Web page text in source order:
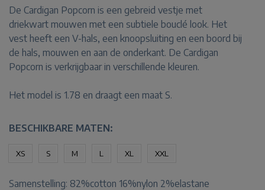
De Cardigan Popcorn is een gebreid vestje met
driekwart mouwen met een subtiele bouclé look. Het
vest heeft een V-hals, een knoopsluiting en een boord bij
de hals, mouwen en aan de onderkant. De Cardigan
Popcorn is verkrijgbaar in verschillende kleuren.
Het model is 1.78 en draagt een maat S.
BESCHIKBARE MATEN:
XS S M L XL XXL
Samenstelling: 82%cotton 16%nylon 2%elastane